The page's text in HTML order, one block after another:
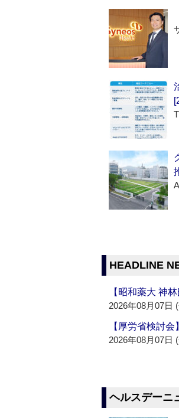
HEADLINE
【昭和薬大 神
2026年08月07日
【厚労省検討
2026年08月07日
ヘルスデーニ